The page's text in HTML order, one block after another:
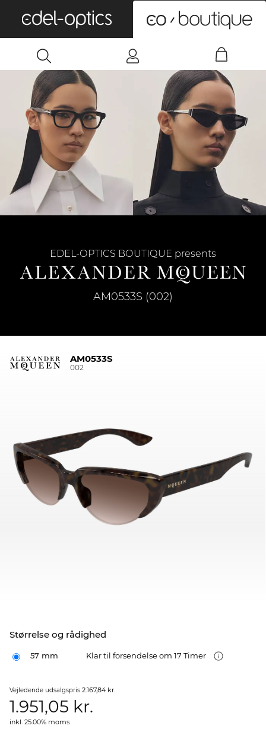
AM0533S (002)
EDEL-OPTICS BOUTIQUE presents
AM0533S
002
Størrelse og rådighed
57 mm Klar til forsendelse om 17 Timer
Vejledende udsalgspris 2.167,84 kr.
1.951,05 kr.
inkl. 25.00% moms